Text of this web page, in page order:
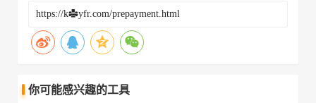
你可能感兴趣的工具